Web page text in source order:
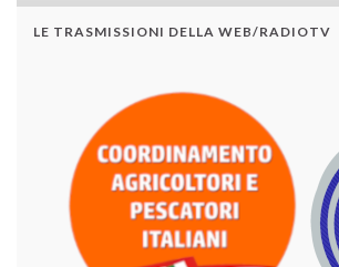
LE TRASMISSIONI DELLA WEB/RADIOTV